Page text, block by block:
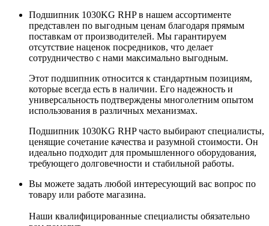
Подшипник 1030KG RHP в нашем ассортименте
представлен по выгодным ценам благодаря прямым
поставкам от производителей. Мы гарантируем
отсутствие наценок посредников, что делает
сотрудничество с нами максимально выгодным.
Этот подшипник относится к стандартным позициям,
которые всегда есть в наличии. Его надежность и
универсальность подтверждены многолетним опытом
использования в различных механизмах.
Подшипник 1030KG RHP часто выбирают специалисты,
ценящие сочетание качества и разумной стоимости. Он
идеально подходит для промышленного оборудования,
требующего долговечности и стабильной работы.
Вы можете задать любой интересующий вас вопрос по
товару или работе магазина.
Наши квалифицированные специалисты обязательно